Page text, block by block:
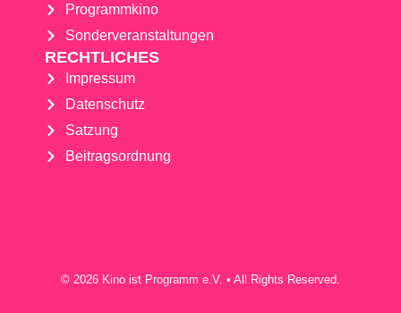
Programmkino
Sonderveranstaltungen
RECHTLICHES
Impressum
Datenschutz
Satzung
Beitragsordnung
© 2026 Kino ist Programm e.V. • All Rights Reserved.